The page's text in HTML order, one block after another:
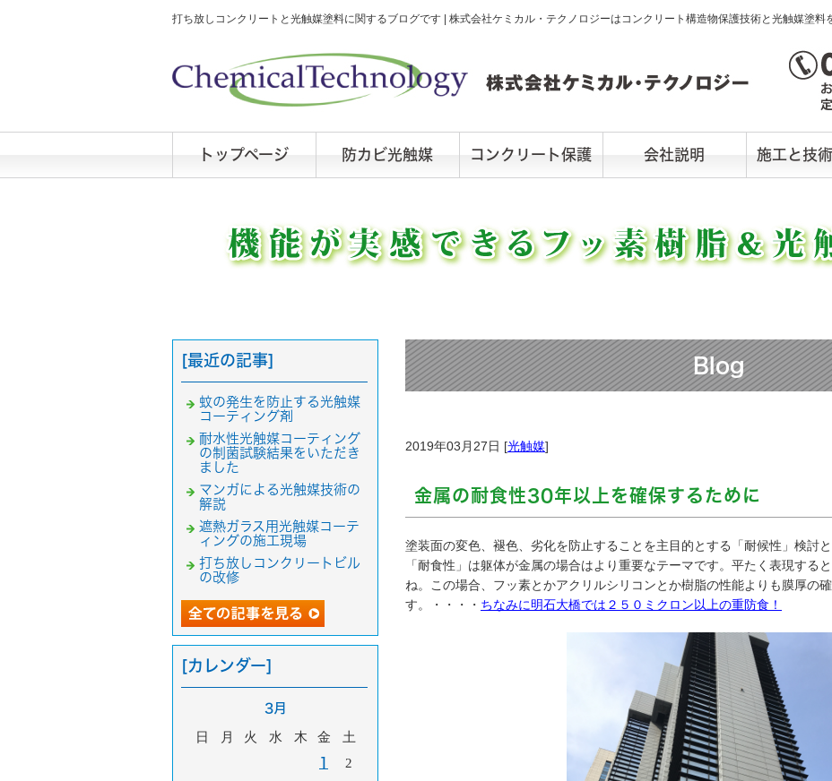
打ち放しコンクリートと光触媒塗料に関するブログです | 株式会社ケミカル・テクノロジーはコンクリート構造物保護技術と光触媒塗料
トップページ 防カビ光触媒 コンクリート保護 会社説明 施工と技
Blog
2019年03月27日 [光触媒]
金属の耐食性30年以上を確保するために
塗装面の変色、褪色、劣化を防止することを主目的とする「耐候性」検討
「耐食性」は躯体が金属の場合はより重要なテーマです。平たく表現する
ね。この場合、フッ素とかアクリルシリコンとか樹脂の性能よりも膜厚の
す。・・・・ ちなみに明石大橋では２５０ミクロン以上の重防食！
[最近の記事]
蚊の発生を防止する光触媒
コーティング剤
耐水性光触媒コーティング
の制菌試験結果をいただき
ました
マンガによる光触媒技術の
解説
遮熱ガラス用光触媒コーテ
ィングの施工現場
打ち放しコンクリートビル
の改修
[カレンダー]
3月
日 月 火 水 木 金 土
1
2